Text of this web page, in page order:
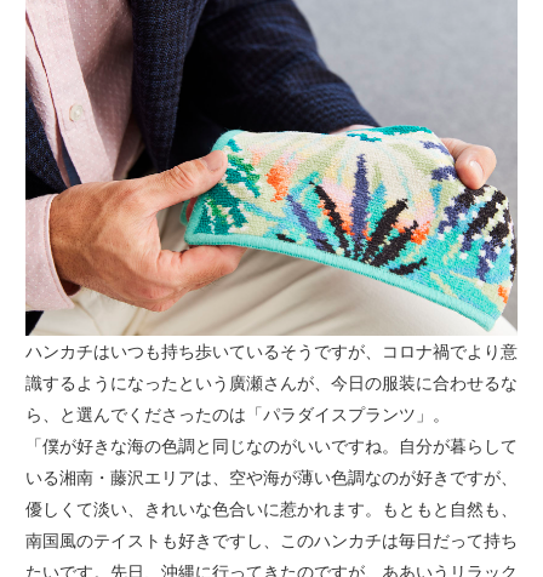
ハンカチはいつも持ち歩いているそうですが、コロナ禍でより意
識するようになったという廣瀬さんが、今日の服装に合わせるな
ら、と選んでくださったのは「パラダイスプランツ」。
「僕が好きな海の色調と同じなのがいいですね。自分が暮らして
いる湘南・藤沢エリアは、空や海が薄い色調なのが好きですが、
優しくて淡い、きれいな色合いに惹かれます。もともと自然も、
南国風のテイストも好きですし、このハンカチは毎日だって持ち
たいです。先日、沖縄に行ってきたのですが、ああいうリラック